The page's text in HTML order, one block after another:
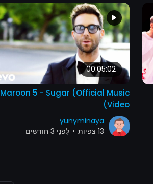
00:05:02
Maroon 5 - Sugar (Official Music
Video)
yunyminaya
13 צפיות
• לִפנֵי 3 חודשים